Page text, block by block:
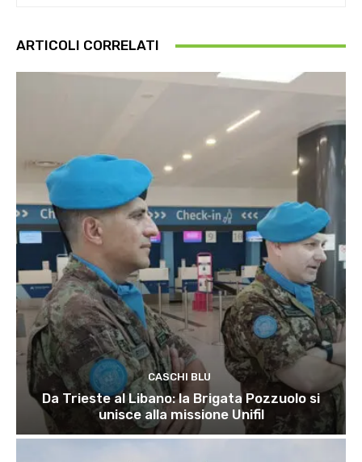
ARTICOLI CORRELATI
CASCHI BLU
Da Trieste al Libano: la Brigata Pozzuolo si
unisce alla missione Unifil